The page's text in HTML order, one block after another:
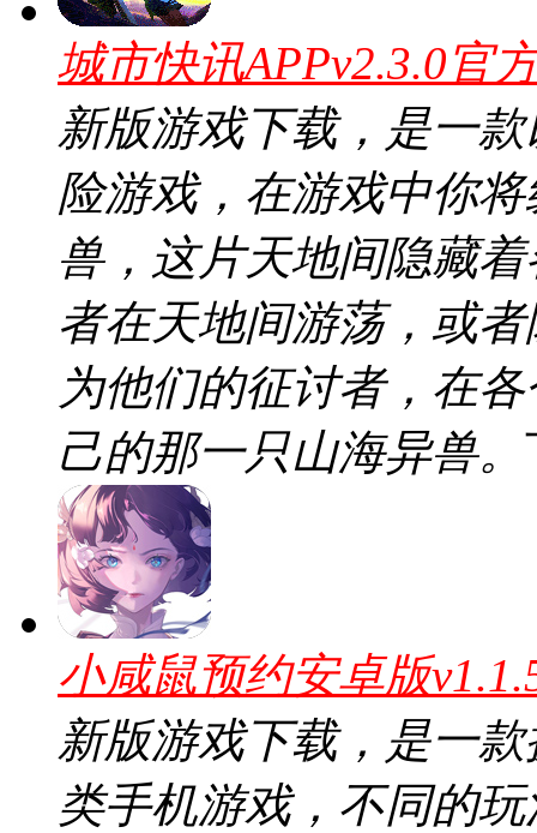
城市快讯APPv2.3.0官
新版游戏下载，是一
险游戏，在游戏中你
兽，这片天地间隐藏
者在天地间游荡，或
为他们的征讨者，在
己的那一只山海异兽。
小咸鼠预约安卓版
新版游戏下载，是一
类手机游戏，不同的